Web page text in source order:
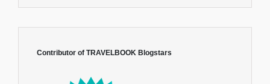
Contributor of TRAVELBOOK Blogstars